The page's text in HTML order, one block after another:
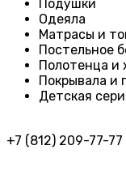
Подушки
Одеяла
Матрасы и
Постельное
Полотенца и
Покрывала и
Детская
+7 (812) 209-77-77